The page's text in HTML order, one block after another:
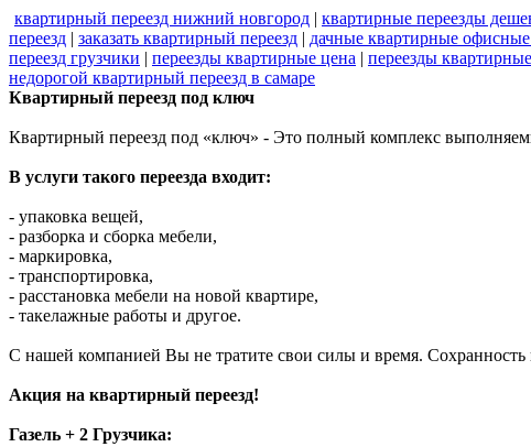
квартирный переезд нижний новгород | квартирные переезды
переезд | заказать квартирный переезд | дачные квартирные
переезд грузчики | переезды квартирные цена | переезды
недорогой квартирный переезд в самаре
Квартирный переезд под ключ
Квартирный переезд под «ключ» - Это полный комплекс
В услуги такого переезда входит:
- упаковка вещей,
- разборка и сборка мебели,
- маркировка,
- транспортировка,
- расстановка мебели на новой квартире,
- такелажные работы и другое.
С нашей компанией Вы не тратите свои силы и время.
Акция на квартирный переезд!
Газель + 2 Грузчика: